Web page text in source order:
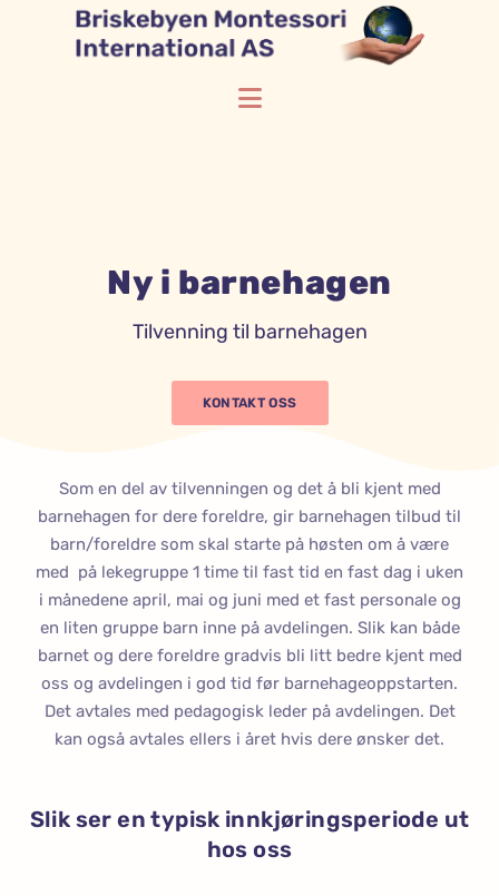
Ny i barnehagen
Tilvenning til barnehagen
KONTAKT OSS
Som en del av tilvenningen og det å bli kjent med
barnehagen for dere foreldre, gir barnehagen tilbud til
barn/foreldre som skal starte på høsten om å være
med på lekegruppe 1 time til fast tid en fast dag i uken
i månedene april, mai og juni med et fast personale og
en liten gruppe barn inne på avdelingen. Slik kan både
barnet og dere foreldre gradvis bli litt bedre kjent med
oss og avdelingen i god tid før barnehageoppstarten.
Det avtales med pedagogisk leder på avdelingen. Det
kan også avtales ellers i året hvis dere ønsker det.
Slik ser en typisk innkjøringsperiode ut
hos oss